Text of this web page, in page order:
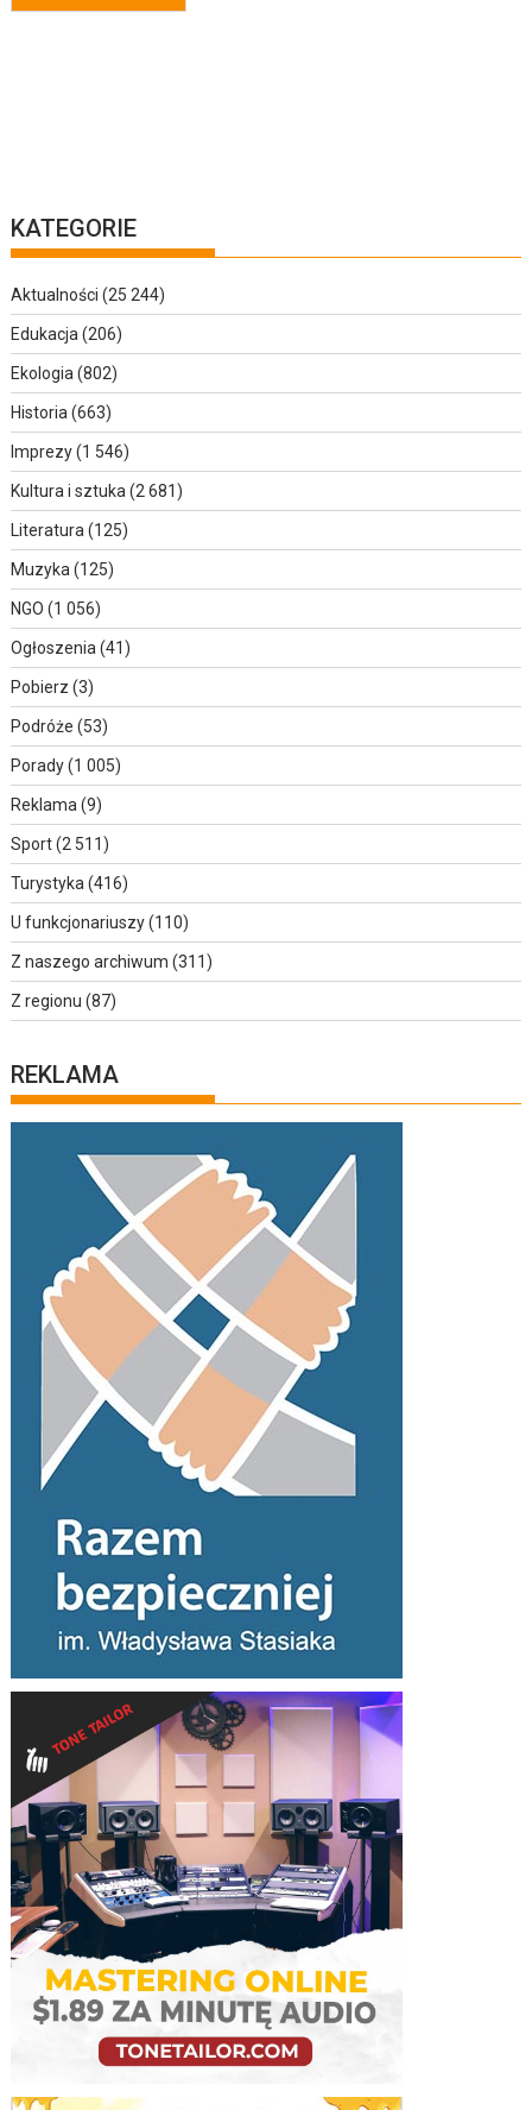
KATEGORIE
Aktualności (25 244)
Edukacja(206)
Ekologia(802)
Historia(663)
Imprezy(1 546)
Kultura i sztuka(2 681)
Literatura(125)
Muzyka(125)
NGO (1 056)
Ogłoszenia(41)
Pobierz (3)
Podróże (53)
Porady(1 005)
Reklama(9)
Sport(2 511)
Turystyka(416)
U funkcjonariuszy(110)
Z naszego archiwum (311)
Z regionu (87)
REKLAMA